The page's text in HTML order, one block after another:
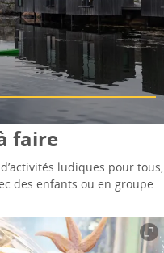
faire
ludiques pour tous,
des enfants ou en groupe.